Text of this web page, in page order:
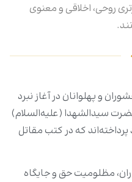
روحی، اخلاقی و معنوی
و پهلوانان در آغاز نبرد
سیدالشهدا (علیه‌السلام)
پرداخته‌اند که در کتب مقاتل
مظلومیت حق و جایگاه